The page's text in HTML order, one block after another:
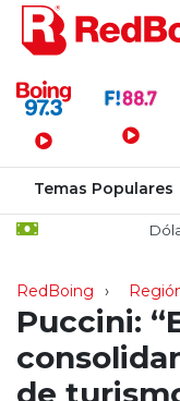
Menú
Temas Populares
Dólar
RedBoing
Puccini: